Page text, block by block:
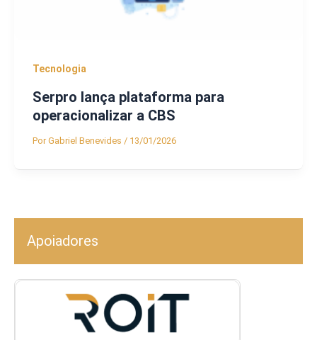
Tecnologia
Serpro lança plataforma para
operacionalizar a CBS
PorGabriel Benevides / 13/01/2026
Apoiadores